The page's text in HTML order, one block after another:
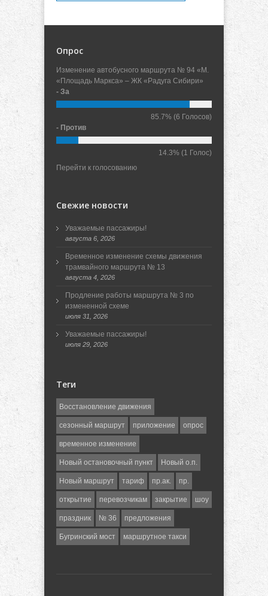
Опрос
Изменение автобусного маршрута № 94 «М.
«Площадь Маркса» – ЖК «Радуга Сибири»
- За
85.7% (6 Голосов)
- Против
14.3% (1 Голос)
Перейти к голосованию
Свежие новости
Уважаемые пассажиры!
августа 6, 2026
Временное изменение схемы движения
трамвайного маршрута № 13
августа 4, 2026
Продление работы маршрута № 3 по
измененной схеме
июля 31, 2026
Уважаемые пассажиры!
июля 29, 2026
Теги
Восстановление движения
сезонный маршрут приложение опрос
временное изменение
Новый остановочный пункт Новый о.п.
Новый маршрут тариф пр.ак. пр.
открытие перевозчикам закрытие шоу
праздник № 36 предложения
Бугринский мост маршрутное такси